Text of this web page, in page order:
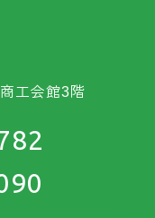
工会館3階